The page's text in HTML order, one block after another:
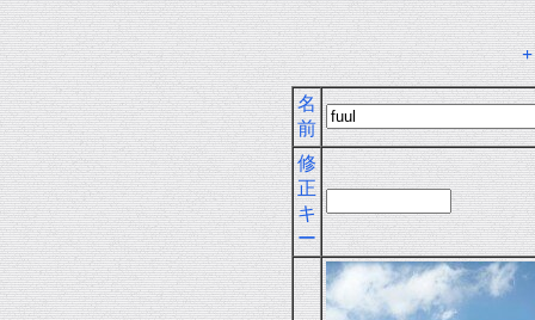
名
前
修
正
キ
ー